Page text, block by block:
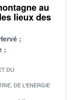
au
lieux des
DU
DE L'ENERGIE